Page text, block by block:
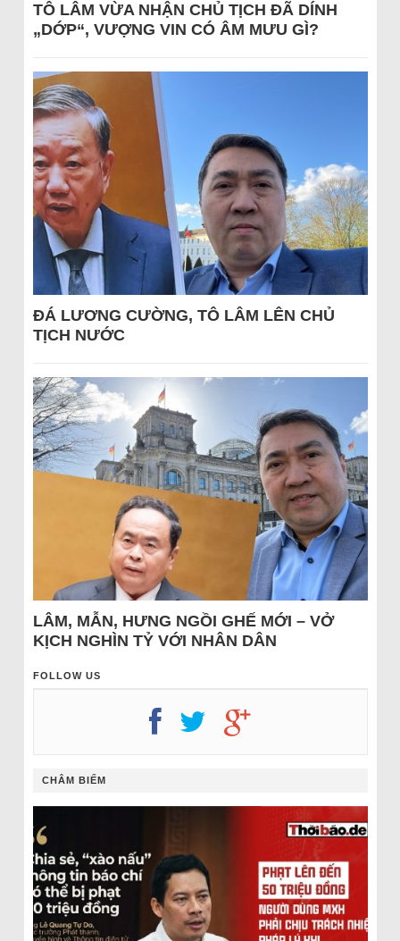
TÔ LÂM VỪA NHẬN CHỦ TỊCH ĐÃ DÍNH
„DỚP“, VƯỢNG VIN CÓ ÂM MƯU GÌ?
ĐÁ LƯƠNG CƯỜNG, TÔ LÂM LÊN CHỦ
TỊCH NƯỚC
LÂM, MẪN, HƯNG NGỒI GHẾ MỚI – VỞ
KỊCH NGHÌN TỶ VỚI NHÂN DÂN
FOLLOW US
CHÂM BIẾM